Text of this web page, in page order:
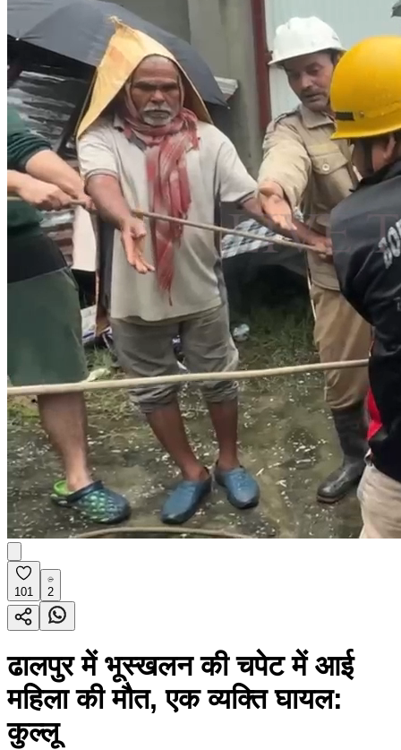
101 2
ढालपुर में भूस्खलन की चपेट में आई
महिला की मौत, एक व्यक्ति घायल:
कुल्लू